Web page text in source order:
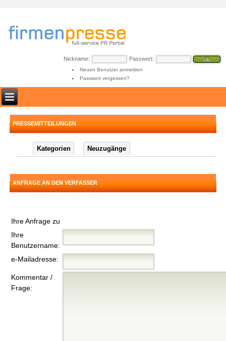
Nickname: Passwort:
Neuen Benutzer anmelden
Passwort vergessen?
PRESSEMITTEILUNGEN
Kategorien Neuzugänge
ANFRAGE AN DEN VERFASSER
Ihre Anfrage zu
Ihre
Benutzername:
e-Mailadresse:
Kommentar /
Frage: